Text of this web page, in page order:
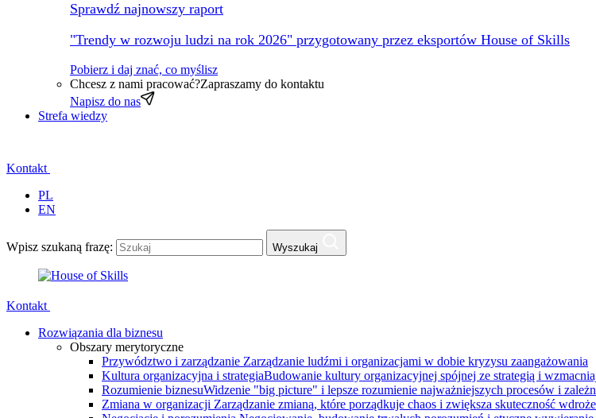
Sprawdź najnowszy raport
"Trendy w rozwoju ludzi na rok 2026" przygotowany przez eksportów House of Skills
Pobierz i daj znać, co myślisz
Chcesz z nami pracować?Zapraszamy do kontaktu
Napisz do nas
Strefa wiedzy
Kontakt
PL
EN
Wpisz szukaną frazę: Wyszukaj
Kontakt
Rozwiązania dla biznesu
Obszary merytoryczne
Przywództwo i zarządzanie Zarządzanie ludźmi i organizacjami w dobie kryzysu zaangażowania
Kultura organizacyjna i strategiaBudowanie kultury organizacyjnej spójnej ze strategią i
Rozumienie biznesuWidzenie "big picture" i lepsze rozumienie najważniejszych procesów i
Zmiana w organizacji Zarządzanie zmianą, które porządkuje chaos i zwiększa skuteczność